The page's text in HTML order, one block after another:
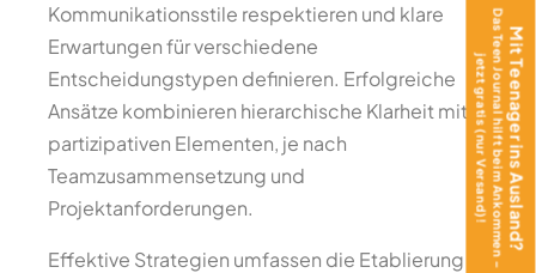
Kommunikationsstile respektieren und klare
Erwartungen für verschiedene
Entscheidungstypen definieren. Erfolgreiche
Ansätze kombinieren hierarchische Klarheit mit
partizipativen Elementen, je nach
Teamzusammensetzung und
Projektanforderungen.
Effektive Strategien umfassen die Etablierung
Mit Teenager ins Ausland?
Das Teen Journal hilft beim Ankommen –
jetzt gratis (nur Versand)!